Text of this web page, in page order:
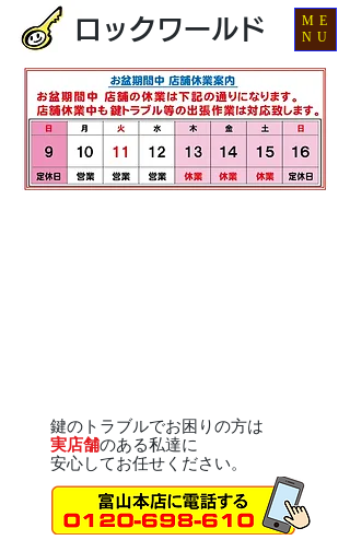
ロックワールド
鍵のトラブルでお困りの方は
実店舗のある私達に
安心してお任せください。
ME
NU